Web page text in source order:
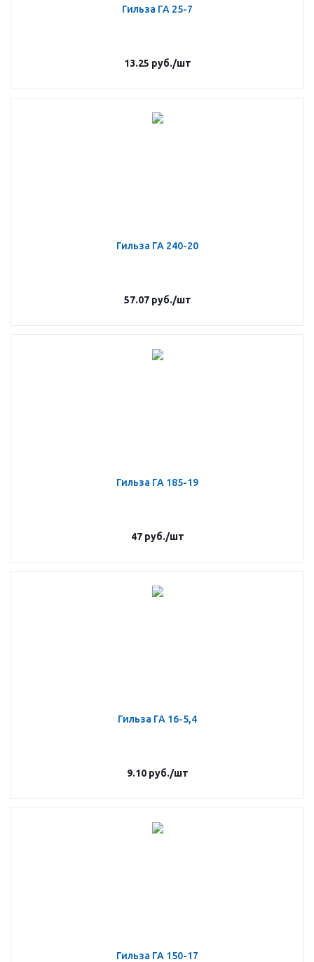
Гильза ГА 25-7
13.25 руб./шт
Гильза ГА 240-20
57.07руб./шт
Гильза ГА 185-19
47руб./шт
Гильза ГА 16-5,4
9.10руб./шт
Гильза ГА 150-17